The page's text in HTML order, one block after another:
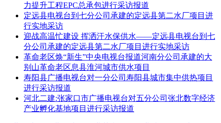
力提升工程EPC总承包进行采访报道
定远县电视台到七分公司承建的定远县第二水厂项目进
行实地采访
迎战高温忙建设 挥洒汗水保供水——定远县电视台到七
分公司承建的定远县第二水厂项目进行实地采访
革命老区焕“新生”中央电视台报道河南分公司承建的大
别山革命老区息县淮河城市供水项目
寿阳县广播电视台对一分公司寿阳县城市集中供热项目
进行采访报道
河北二建:张家口市广播电视台对五分公司张北数字经济
产业孵化基地项目进行采访报道